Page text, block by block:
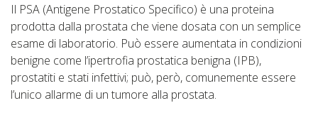
Il PSA (Antigene Prostatico Specifico) è una proteina
prodotta dalla prostata che viene dosata con un semplice
esame di laboratorio. Può essere aumentata in condizioni
benigne come l’ipertrofia prostatica benigna (IPB),
prostatiti e stati infettivi; può, però, comunemente essere
l’unico allarme di un tumore alla prostata.